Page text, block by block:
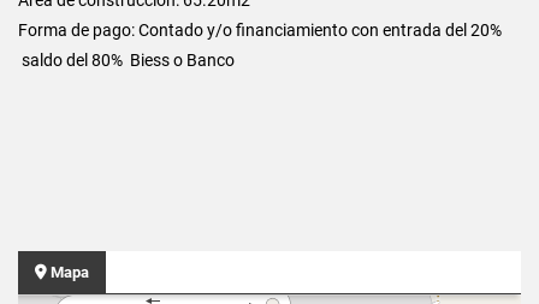
Forma de pago: Contado y/o financiamiento con entrada del 20%
saldo del 80% Biess o Banco
Mapa